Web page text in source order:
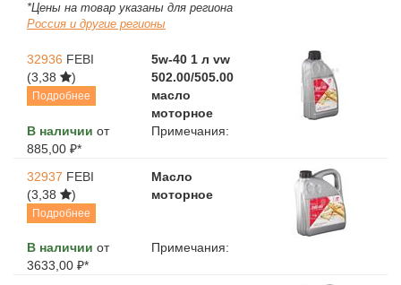
*Цены на товар указаны для региона
Россия и другие регионы
32936 FEBI
(3,38
)
Подробнее
5w-40 1 л vw
502.00/505.00
масло
моторное
В наличии от
885,00 ₽*
Примечания:
32937 FEBI
(3,38
)
Подробнее
Масло
моторное
В наличии от
3633,00 ₽*
Примечания: